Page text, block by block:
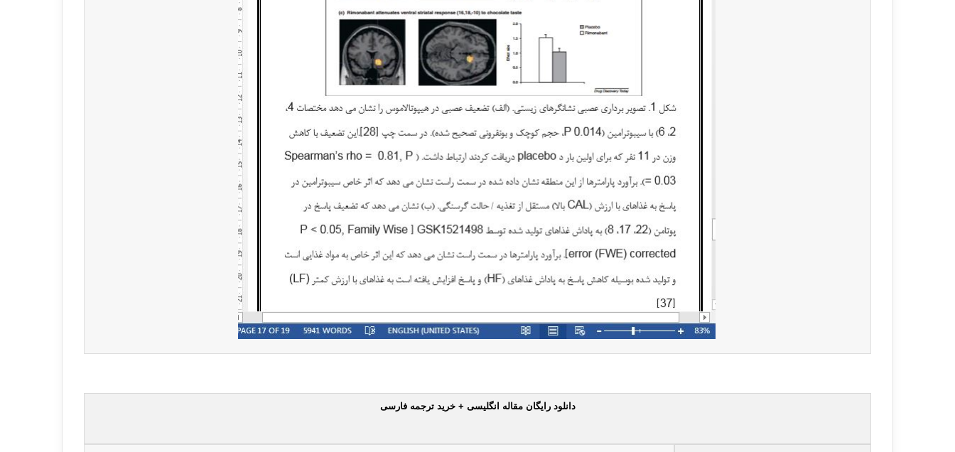
دانلود رایگان مقاله انگلیسی + خرید ترجمه فارسی